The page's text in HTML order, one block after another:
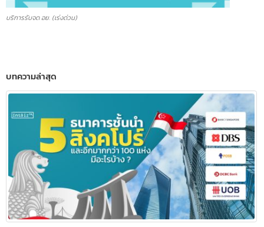
บริการรับจด อย. (เร่งด่วน)
บทความล่าสุด